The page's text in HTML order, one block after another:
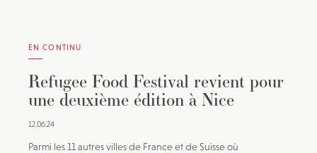
EN CONTINU
Refugee Food Festival revient pour
une deuxième édition à Nice
12.06.24
Parmi les 11 autres villes de France et de Suisse où